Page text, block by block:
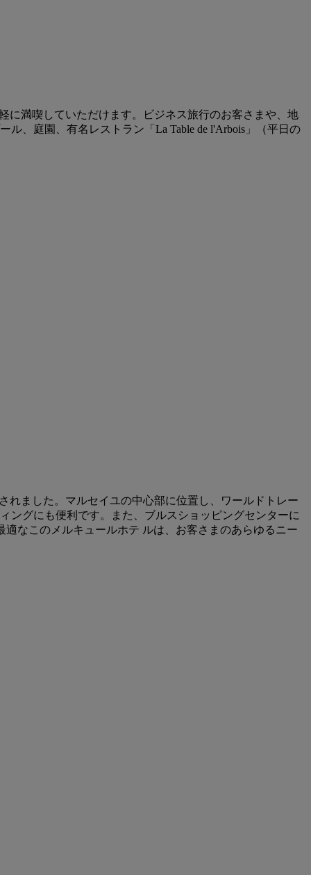
に満喫していただけます。ビジネス旅行のお客さまや、地
、庭園、有名レストラン「La Table de l'Arbois」（平日の
れました。マルセイユの中心部に位置し、ワールドトレー
ングにも便利です。また、ブルスショッピングセンターに
なこのメルキュールホテ ルは、お客さまのあらゆるニー